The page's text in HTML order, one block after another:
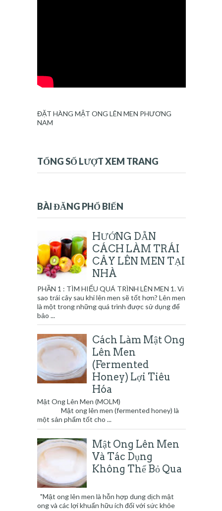
ĐẶT HÀNG MẬT ONG LÊN MEN PHƯƠNG
NAM
TỔNG SỐ LƯỢT XEM TRANG
BÀI ĐĂNG PHỔ BIẾN
HƯỚNG DẪN
CÁCH LÀM TRÁI
CÂY LÊN MEN TẠI
NHÀ
PHẦN 1 : TÌM HIỂU QUÁ TRÌNH LÊN MEN 1. Vì
sao trái cây sau khi lên men sẽ tốt hơn? Lên men
là một trong những quá trình được sử dụng để
bảo ...
Cách Làm Mật Ong
Lên Men
(Fermented
Honey) Lợi Tiêu
Hóa
Mật Ong Lên Men (MOLM)
Mật ong lên men (fermented honey) là
một sản phẩm tốt cho ...
Mật Ong Lên Men
Và Tác Dụng
Không Thể Bỏ Qua
"Mật ong lên men là hỗn hợp dung dịch mật
ong và các lợi khuẩn hữu ích đối với sức khỏe